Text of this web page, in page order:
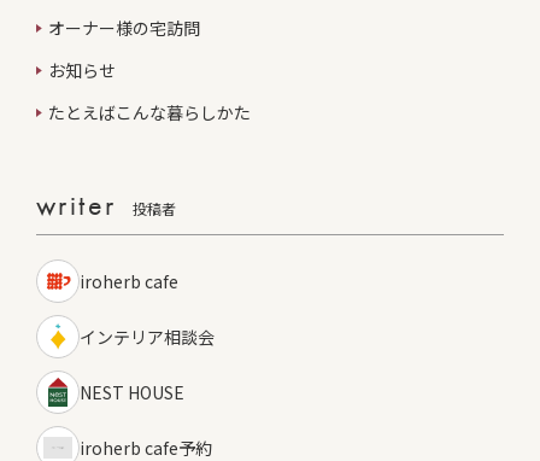
オーナー様の宅訪問
お知らせ
たとえばこんな暮らしかた
writer 投稿者
iroherb cafe
インテリア相談会
NEST HOUSE
iroherb cafe予約